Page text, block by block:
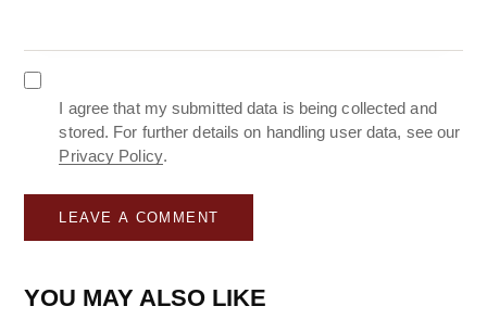
I agree that my submitted data is being collected and
stored. For further details on handling user data, see our
Privacy Policy.
YOU MAY ALSO LIKE